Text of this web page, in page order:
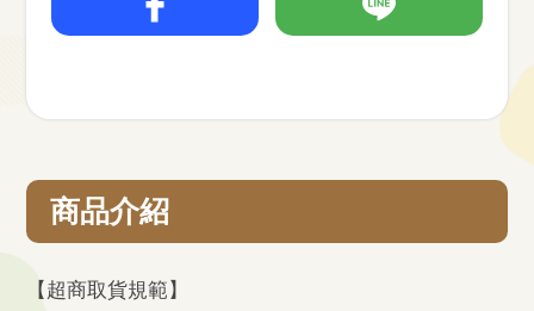
商品介紹
【超商取貨規範】